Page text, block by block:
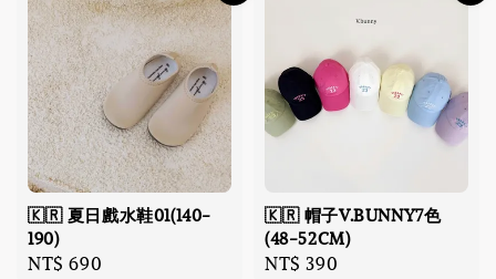
🇰🇷 夏日戲水鞋01(140-
190)
Regular
NT$ 690
🇰🇷 帽子V.BUNNY7色
(48-52CM)
Regular
NT$ 390